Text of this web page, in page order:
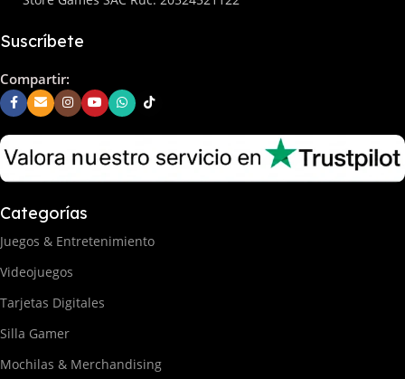
Suscríbete
Compartir:
Categorías
Juegos & Entretenimiento
Videojuegos
Tarjetas Digitales
Silla Gamer
Mochilas & Merchandising